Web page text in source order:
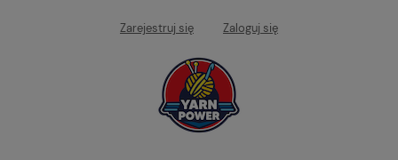
Zarejestruj się Zaloguj się